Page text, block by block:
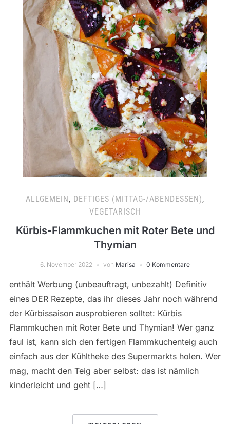
ALLGEMEIN , DEFTIGES (MITTAG-/ABENDESSEN),
VEGETARISCH
Kürbis-Flammkuchen mit Roter Bete und
Thymian
6. November 2022 von Marisa 0 Kommentare
enthält Werbung (unbeauftragt, unbezahlt) Definitiv
eines DER Rezepte, das ihr dieses Jahr noch während
der Kürbissaison ausprobieren solltet: Kürbis
Flammkuchen mit Roter Bete und Thymian! Wer ganz
faul ist, kann sich den fertigen Flammkuchenteig auch
einfach aus der Kühltheke des Supermarkts holen. Wer
mag, macht den Teig aber selbst: das ist nämlich
kinderleicht und geht […]